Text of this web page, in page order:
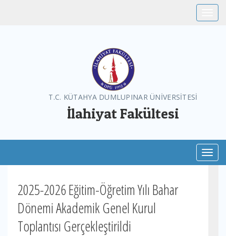
T.C. KÜTAHYA DUMLUPINAR ÜNİVERSİTESİ
İlahiyat Fakültesi
2025-2026 Eğitim-Öğretim Yılı Bahar
Dönemi Akademik Genel Kurul
Toplantısı Gerçekleştirildi